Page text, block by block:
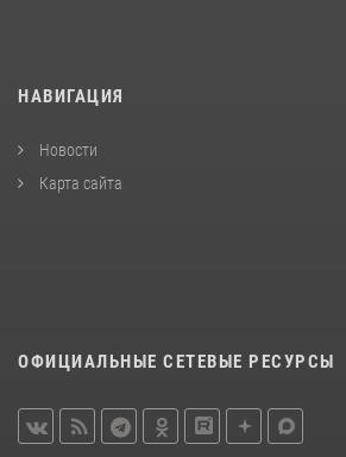
НАВИГАЦИЯ
Новости
Карта сайта
ОФИЦИАЛЬНЫЕ СЕТЕВЫЕ РЕСУРСЫ